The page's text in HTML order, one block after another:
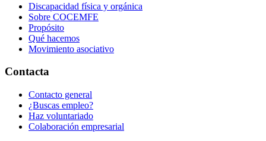
Discapacidad física y orgánica
Sobre COCEMFE
Propósito
Qué hacemos
Movimiento asociativo
Contacta
Contacto general
¿Buscas empleo?
Haz voluntariado
Colaboración empresarial